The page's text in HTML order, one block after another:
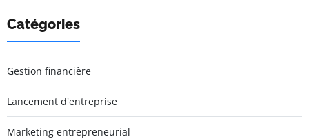
Catégories
Gestion financière
Lancement d'entreprise
Marketing entrepreneurial